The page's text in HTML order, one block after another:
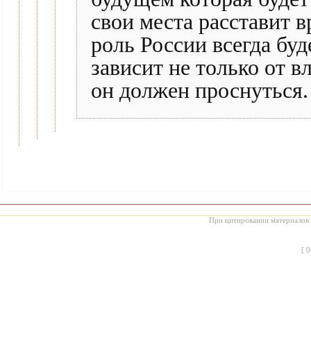
свои места расставит
роль России всегда
зависит не только от
он должен проснуться.
При цитировании материалов
[